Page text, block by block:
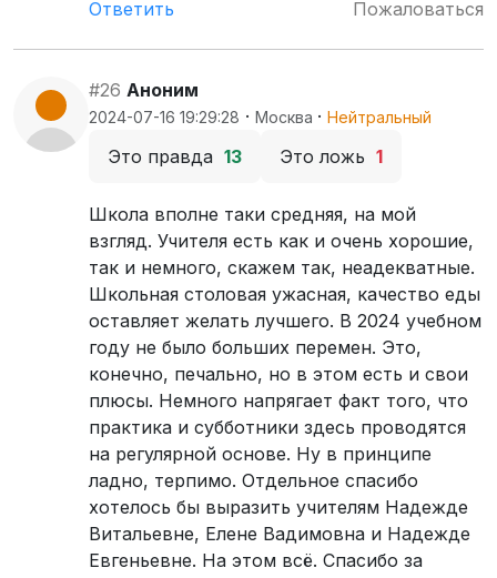
Ответить
Пожаловаться
#26 Аноним
2024-07-16 19:29:28 · Москва · Нейтральный
Это правда 13 Это ложь 1
Школа вполне таки средняя, на мой
взгляд. Учителя есть как и очень хорошие,
так и немного, скажем так, неадекватные.
Школьная столовая ужасная, качество еды
оставляет желать лучшего. В 2024 учебном
году не было больших перемен. Это,
конечно, печально, но в этом есть и свои
плюсы. Немного напрягает факт того, что
практика и субботники здесь проводятся
на регулярной основе. Ну в принципе
ладно, терпимо. Отдельное спасибо
хотелось бы выразить учителям Надежде
Витальевне, Елене Вадимовна и Надежде
Евгеньевне. На этом всё. Спасибо за